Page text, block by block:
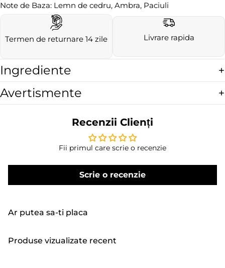
Note de Baza: Lemn de cedru, Ambra, Paciuli
Termen de returnare 14 zile Livrare rapida
Ingrediente
Avertismente
Recenzii Clienți
Fii primul care scrie o recenzie
Scrie o recenzie
Ar putea sa-ti placa
Produse vizualizate recent